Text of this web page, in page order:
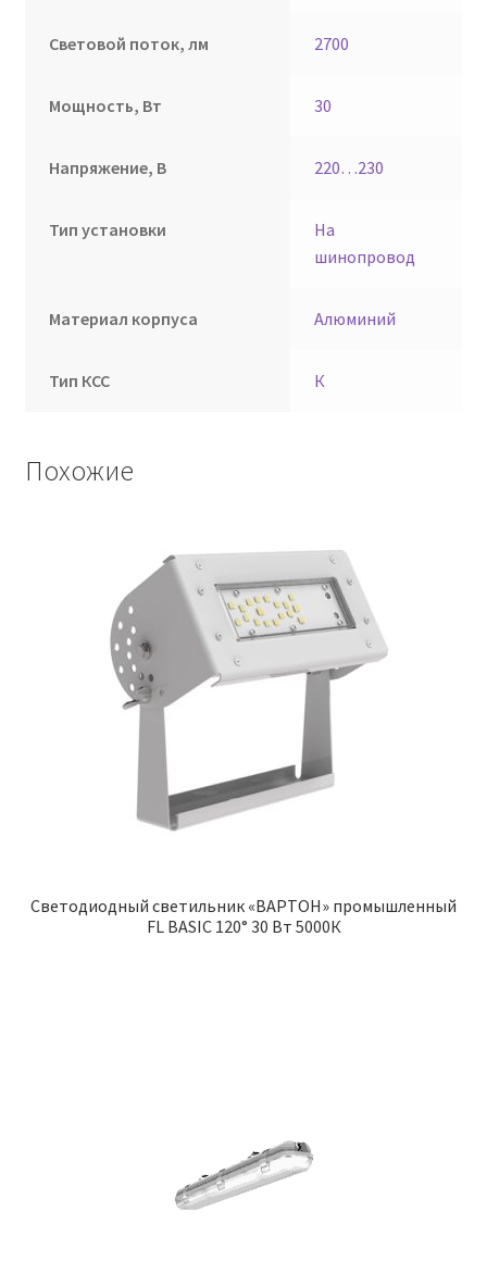
Световой поток, лм 2700
Мощность, Вт 30
Напряжение, В 220…230
Тип установки
На
шинопровод
Материал корпуса Алюминий
Тип КСС К
Похожие
Светодиодный светильник «ВАРТОН» промышленный
FL BASIC 120° 30 Вт 5000К